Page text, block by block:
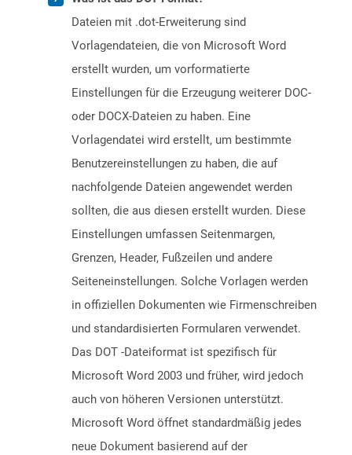
Dateien mit .dot-Erweiterung sind
Vorlagendateien, die von Microsoft Word
erstellt wurden, um vorformatierte
Einstellungen für die Erzeugung weiterer DOC-
oder DOCX-Dateien zu haben. Eine
Vorlagendatei wird erstellt, um bestimmte
Benutzereinstellungen zu haben, die auf
nachfolgende Dateien angewendet werden
sollten, die aus diesen erstellt wurden. Diese
Einstellungen umfassen Seitenmargen,
Grenzen, Header, Fußzeilen und andere
Seiteneinstellungen. Solche Vorlagen werden
in offiziellen Dokumenten wie Firmenschreiben
und standardisierten Formularen verwendet.
Das DOT -Dateiformat ist spezifisch für
Microsoft Word 2003 und früher, wird jedoch
auch von höheren Versionen unterstützt.
Microsoft Word öffnet standardmäßig jedes
neue Dokument basierend auf der